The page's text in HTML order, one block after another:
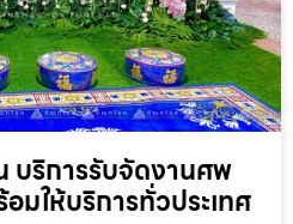
บริการรับจัดงานศพ
มให้บริการทั่วประเทศ